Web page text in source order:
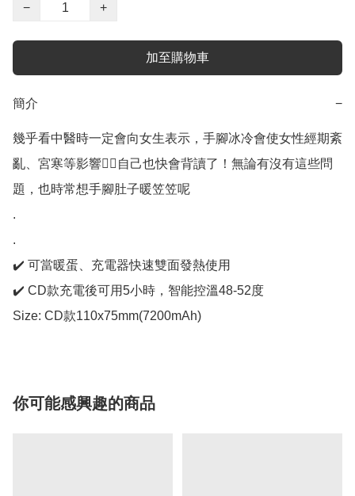
−
+
加至購物車
簡介 −
幾乎看中醫時一定會向女生表示，手腳冰冷會使女性經期紊
亂、宮寒等影響😮‍💨自己也快會背讀了！無論有沒有這些問
題，也時常想手腳肚子暖笠笠呢
.
.
✔️ 可當暖蛋、充電器快速雙面發熱使用
✔️ CD款充電後可用5小時，智能控溫48-52度
Size: CD款110x75mm(7200mAh)
你可能感興趣的商品